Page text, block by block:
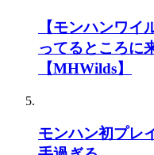
【モンハンワ
ってるところに
【MHWilds】
モンハン初プレ